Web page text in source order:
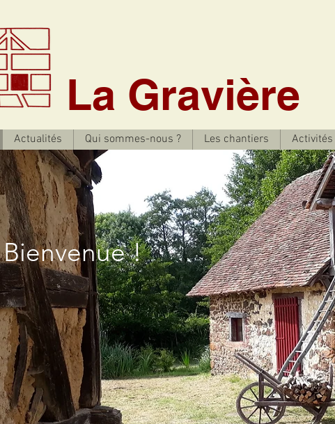
La Gravière
Actualités Qui sommes-nous ? Les chantiers Activités
Bienvenue !